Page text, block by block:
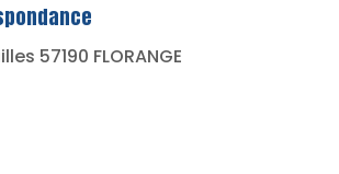
57190 FLORANGE